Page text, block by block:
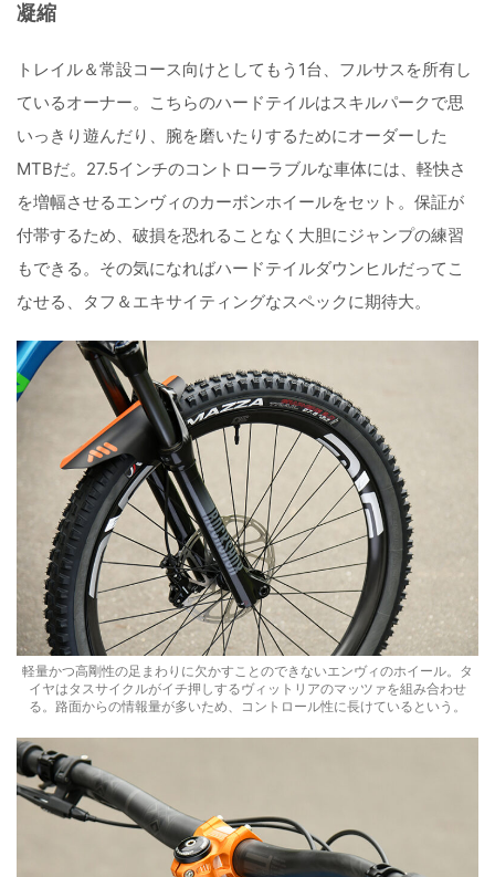
凝縮
トレイル＆常設コース向けとしてもう1台、フルサスを所有し
ているオーナー。こちらのハードテイルはスキルパークで思
いっきり遊んだり、腕を磨いたりするためにオーダーした
MTBだ。27.5インチのコントローラブルな車体には、軽快さ
を増幅させるエンヴィのカーボンホイールをセット。保証が
付帯するため、破損を恐れることなく大胆にジャンプの練習
もできる。その気になればハードテイルダウンヒルだってこ
なせる、タフ＆エキサイティングなスペックに期待大。
軽量かつ高剛性の足まわりに欠かすことのできないエンヴィのホイール。タ
イヤはタスサイクルがイチ押しするヴィットリアのマッツァを組み合わせ
る。路面からの情報量が多いため、コントロール性に長けているという。